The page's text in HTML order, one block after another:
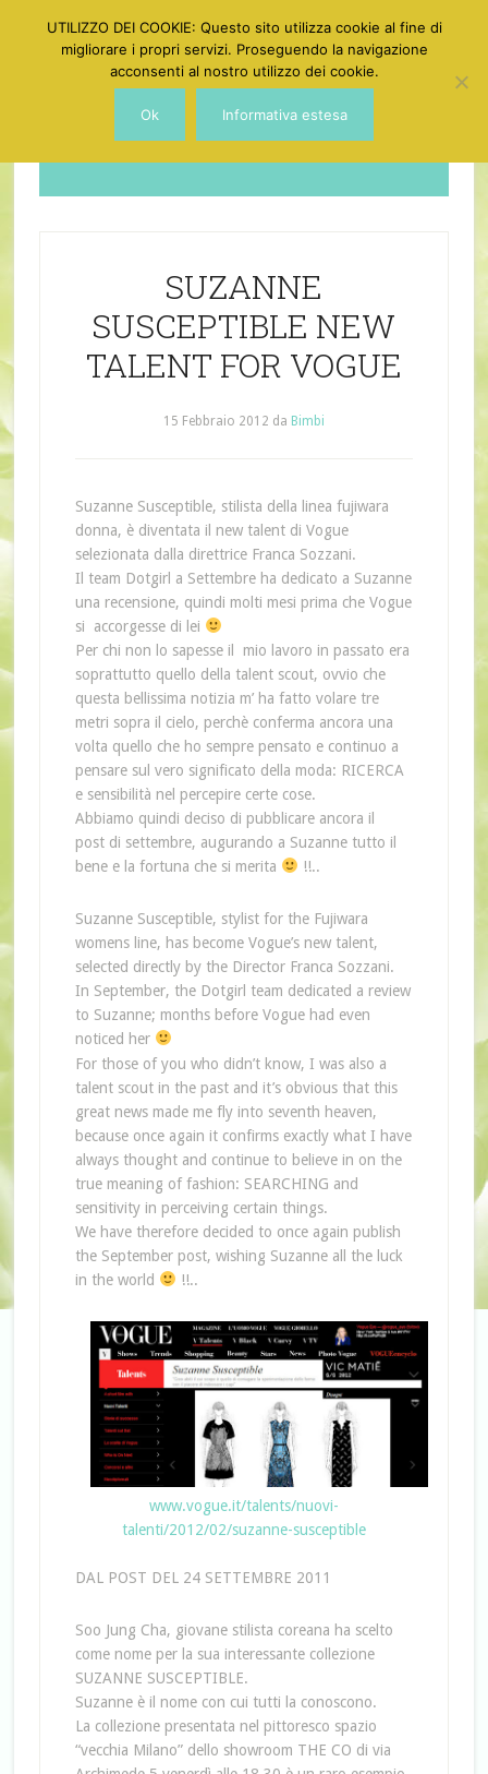
Dotgirl
SUZANNE
SUSCEPTIBLE NEW
TALENT FOR VOGUE
15 Febbraio 2012 da Bimbi
Suzanne Susceptible, stilista della linea fujiwara
donna, è diventata il new talent di Vogue
selezionata dalla direttrice Franca Sozzani.
Il team Dotgirl a Settembre ha dedicato a Suzanne
una recensione, quindi molti mesi prima che Vogue
si accorgesse di lei
Per chi non lo sapesse il mio lavoro in passato era
soprattutto quello della talent scout, ovvio che
questa bellissima notizia m’ ha fatto volare tre
metri sopra il cielo, perchè conferma ancora una
volta quello che ho sempre pensato e continuo a
pensare sul vero significato della moda: RICERCA
e sensibilità nel percepire certe cose.
Abbiamo quindi deciso di pubblicare ancora il
post di settembre, augurando a Suzanne tutto il
bene e la fortuna che si merita
!!..
Suzanne Susceptible, stylist for the Fujiwara
womens line, has become Vogue’s new talent,
selected directly by the Director Franca Sozzani.
In September, the Dotgirl team dedicated a review
to Suzanne; months before Vogue had even
noticed her
For those of you who didn’t know, I was also a
talent scout in the past and it’s obvious that this
great news made me fly into seventh heaven,
because once again it confirms exactly what I have
always thought and continue to believe in on the
true meaning of fashion: SEARCHING and
sensitivity in perceiving certain things.
We have therefore decided to once again publish
the September post, wishing Suzanne all the luck
in the world
!!..
www.vogue.it/talents/nuovi-
talenti/2012/02/suzanne-susceptible
DAL POST DEL 24 SETTEMBRE 2011
Soo Jung Cha, giovane stilista coreana ha scelto
come nome per la sua interessante collezione
SUZANNE SUSCEPTIBLE.
Suzanne è il nome con cui tutti la conoscono.
La collezione presentata nel pittoresco spazio
“vecchia Milano” dello showroom THE CO di via
UTILIZZO DEI COOKIE: Questo sito utilizza cookie al fine di
migliorare i propri servizi. Proseguendo la navigazione
acconsenti al nostro utilizzo dei cookie.
Ok Informativa estesa